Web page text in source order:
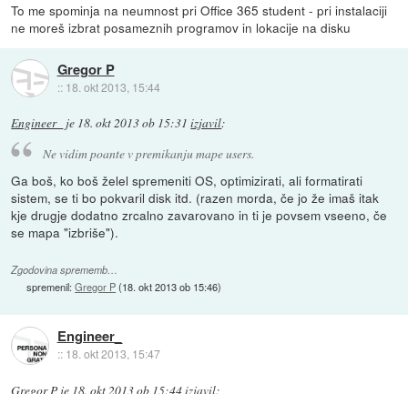
To me spominja na neumnost pri Office 365 student - pri instalaciji
ne moreš izbrat posameznih programov in lokacije na disku
Gregor P
:: 18. okt 2013, 15:44
Engineer_ je 18. okt 2013 ob 15:31 izjavil:
Ne vidim poante v premikanju mape users.
Ga boš, ko boš želel spremeniti OS, optimizirati, ali formatirati
sistem, se ti bo pokvaril disk itd. (razen morda, če jo že imaš itak
kje drugje dodatno zrcalno zavarovano in ti je povsem vseeno, če
se mapa "izbriše").
Zgodovina sprememb…
spremenil:Gregor P(18. okt 2013 ob 15:46)
Engineer_
:: 18. okt 2013, 15:47
Gregor P je 18. okt 2013 ob 15:44izjavil: